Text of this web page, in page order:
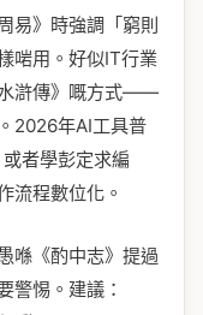
易》時強調「窮則
啱用。好似IT行業
滸傳》嘅方式——
2026年AI工具普
者學彭定求編
流程數位化。
喺《酌中志》提過
警惕。建議：